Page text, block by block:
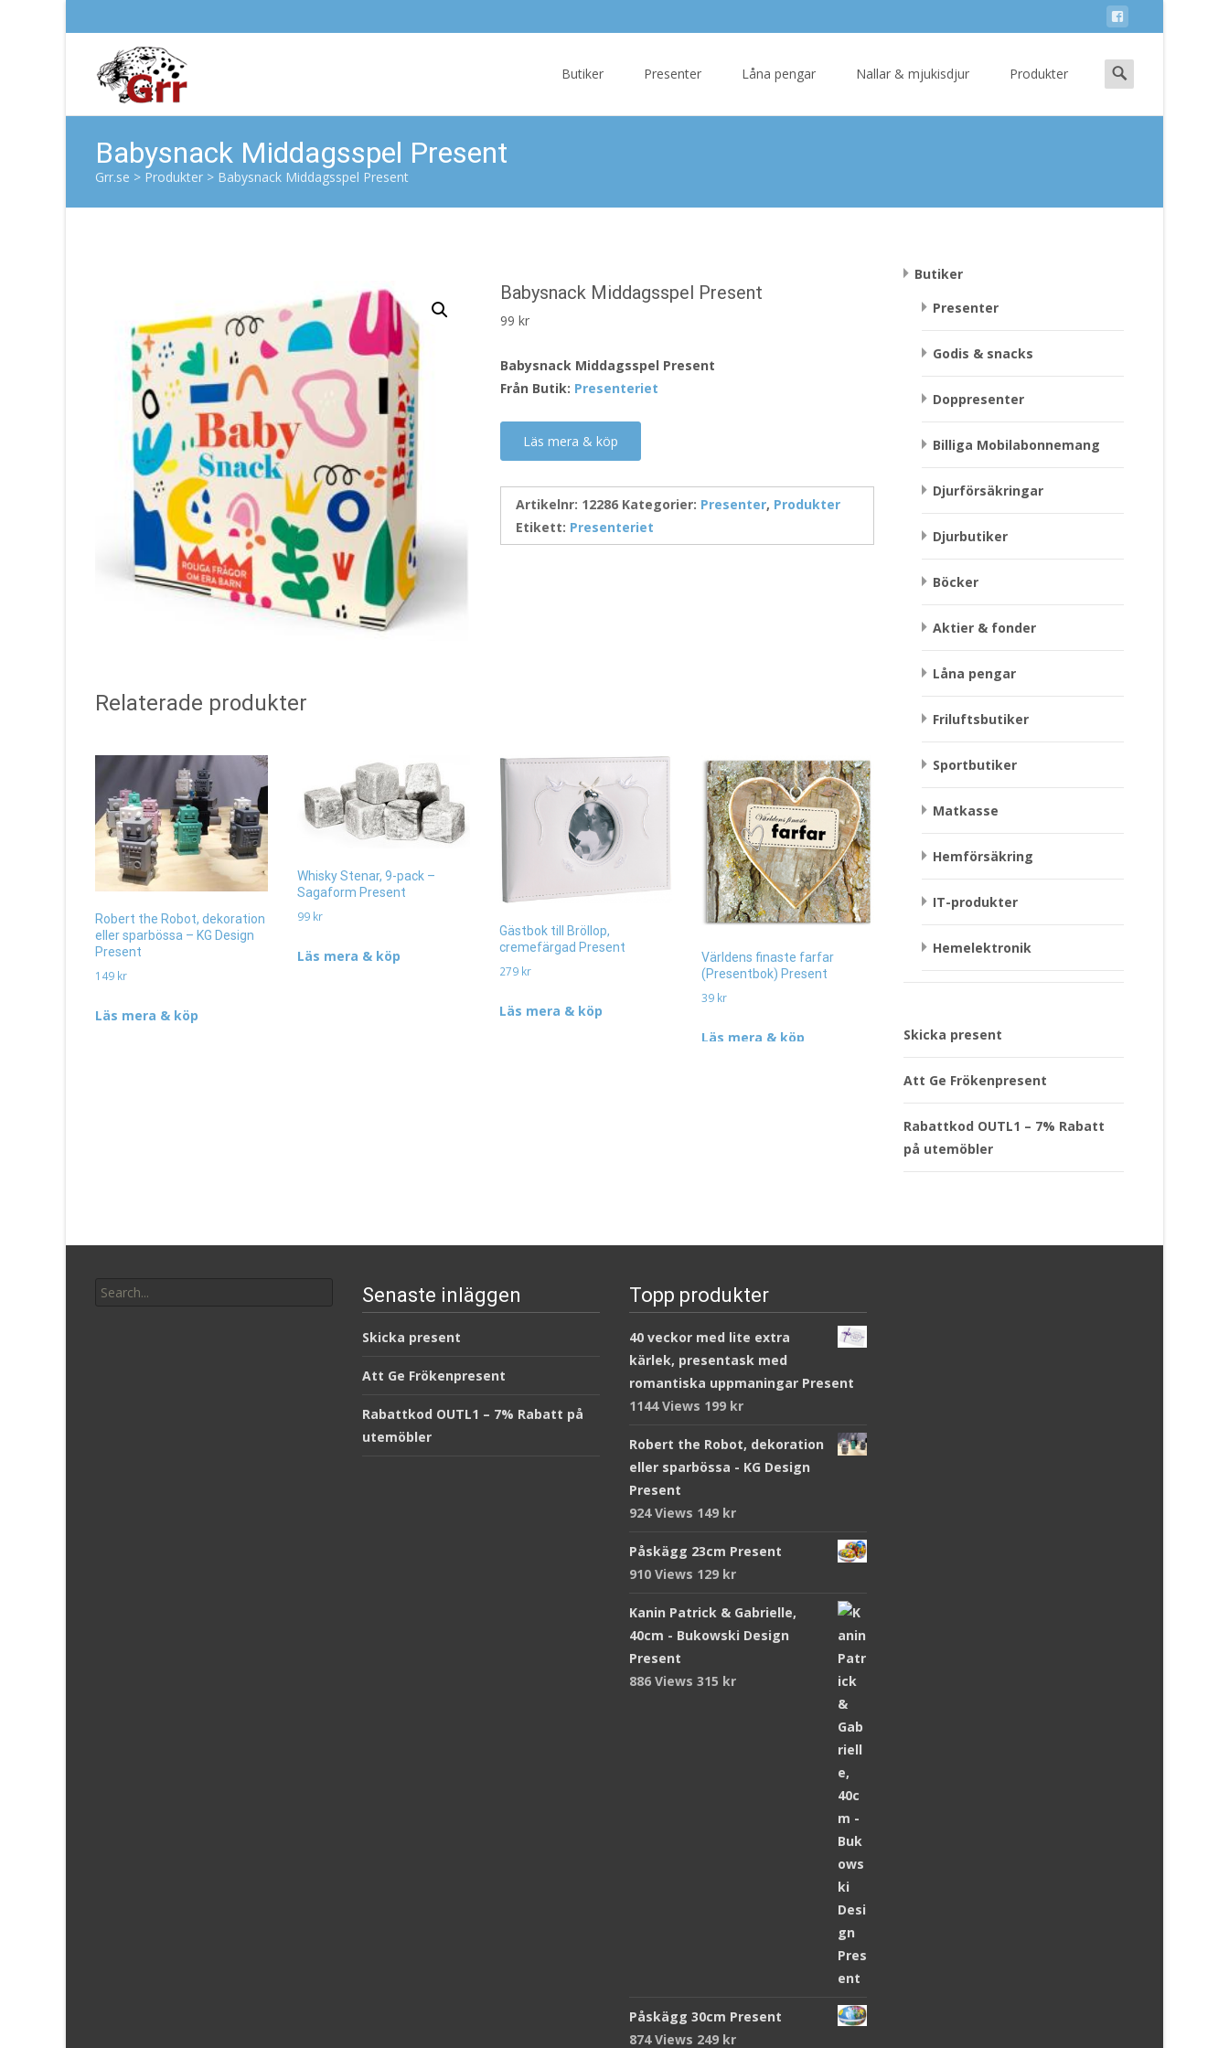
Butiker Presenter Låna pengar Nallar & mjukisdjur Produkter
Search
for:
Babysnack Middagsspel Present
Grr.se > Produkter > Babysnack Middagsspel Present
Babysnack Middagsspel Present
99kr
Babysnack Middagsspel Present
Från Butik: Presenteriet
Läs mera & köp
Artikelnr: 12286 Kategorier: Presenter, Produkter
Etikett: Presenteriet
Relaterade produkter
Robert the Robot, dekoration
eller sparbössa – KG Design
Present
149 kr
Läs mera & köp
Whisky Stenar, 9-pack –
Sagaform Present
99 kr
Läs mera & köp
Gästbok till Bröllop,
cremefärgad Present
279 kr
Läs mera & köp
Världens finaste farfar
(Presentbok) Present
39 kr
Läs mera & köp Läs mera & köp
399
Butiker
Presenter
Godis & snacks
Doppresenter
Billiga Mobilabonnemang
Djurförsäkringar
Djurbutiker
Böcker
Aktier & fonder
Låna pengar
Friluftsbutiker
Sportbutiker
Matkasse
Hemförsäkring
IT-produkter
Hemelektronik
Skicka present
Att Ge Frökenpresent
Rabattkod OUTL1 – 7% Rabatt
på utemöbler
for:
Senaste inläggen
Skicka present
Att Ge Frökenpresent
Rabattkod OUTL1 – 7% Rabatt på
utemöbler
Topp produkter
40 veckor med lite extra
kärlek, presentask med
romantiska uppmaningar Present
1144 Views 199 kr
Robert the Robot, dekoration
eller sparbössa - KG Design
Present
924 Views 149 kr
Påskägg 23cm Present
910 Views 129 kr
Kanin Patrick & Gabrielle,
40cm - Bukowski Design
Present
886 Views 315 kr
Påskägg 30cm Present
874 Views 249 kr